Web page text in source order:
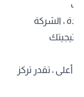
، الشركة
، تقدر تركز